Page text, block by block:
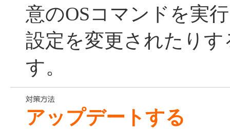
意のOSコマンドを実
設定を変更されたり
す。
アップデートする